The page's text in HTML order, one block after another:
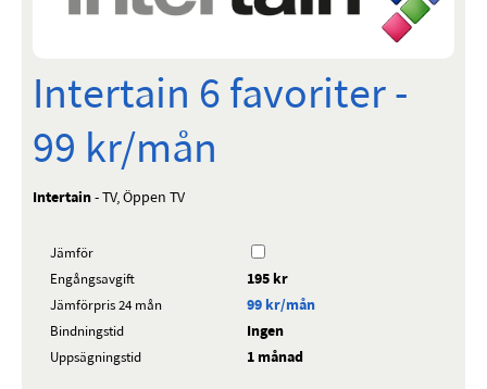
Intertain 6 favoriter -
99 kr/mån
Intertain - TV, Öppen TV
Jämför
Engångsavgift
195 kr
Jämförpris 24 mån 99 kr/mån
Bindningstid Ingen
Uppsägningstid 1 månad